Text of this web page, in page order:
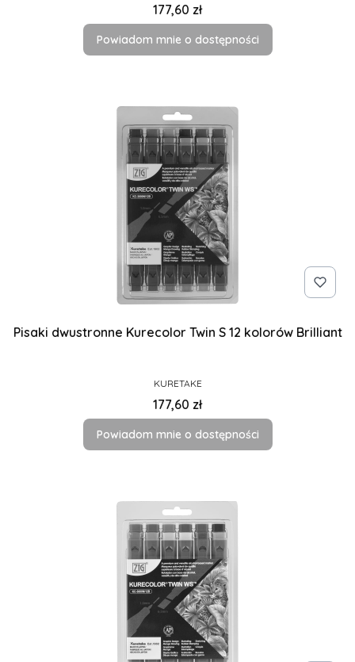
Cena
177,60 zł
Powiadom mnie o dostępności
Pisaki dwustronne Kurecolor Twin S 12 kolorów Brilliant
PRODUCENT
KURETAKE
Cena
177,60 zł
Powiadom mnie o dostępności